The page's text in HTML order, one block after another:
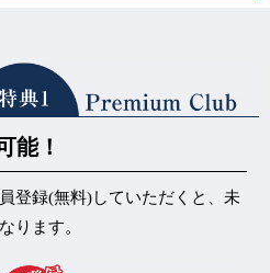
能！
登録(無料)していただくと、未
ります。